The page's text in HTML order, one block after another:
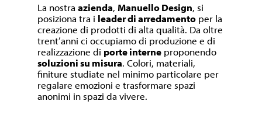
La nostraazienda, Manuello Design, si
posiziona tra i leader di arredamento per la
creazione di prodotti di alta qualità. Da oltre
trent’anni ci occupiamo di produzione e di
realizzazione di porte interne proponendo
soluzioni su misura. Colori, materiali,
finiture studiate nel minimo particolare per
regalare emozioni e trasformare spazi
anonimi in spazi da vivere.